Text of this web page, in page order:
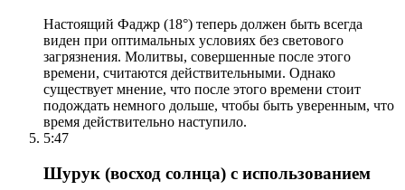
Настоящий Фаджр (18°) теперь должен быть всегда
виден при оптимальных условиях без светового
загрязнения. Молитвы, совершенные после этого
времени, считаются действительными. Однако
существует мнение, что после этого времени стоит
подождать немного дольше, чтобы быть уверенным, что
время действительно наступило.
5:47
Шурук (восход солнца) с использованием